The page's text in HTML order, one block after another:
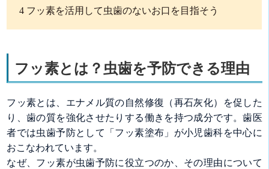
4 フッ素を活用して虫歯のないお口を目指そう
フッ素とは？虫歯を予防できる理由
フッ素とは、エナメル質の自然修復（再石灰化）を促した
り、歯の質を強化させたりする働きを持つ成分です。歯医
者では虫歯予防として「フッ素塗布」が小児歯科を中心に
おこなわれています。
なぜ、フッ素が虫歯予防に役立つのか、その理由について